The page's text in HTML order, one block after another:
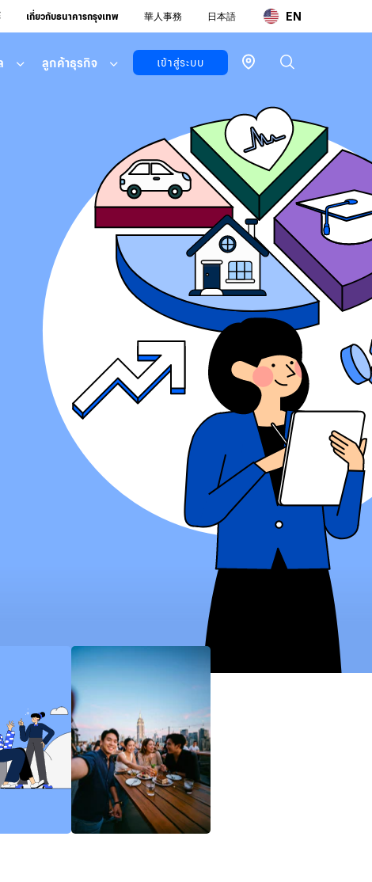
เกี่ยวกับธนาคารกรุงเทพ 華人事務 日本語 EN
ลูกค้าธุรกิจ เข้าสู่ระบบ
ลูกค้า
บุคคล
บัวหลวง ไอ
แบงก์กิ้ง
โมบายแบ
งก์กิ้ง
บัวหลวง ไอ
ลูกค้า
ไอแคช
(ระบบใหม่)
บิซ ไอแบ
งก์กิ้ง
คอร์ปอเรท
ไอแคช
บัวหลวง ไอ
คัสโตดี